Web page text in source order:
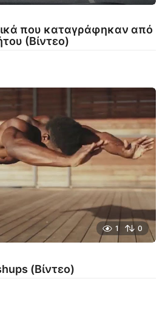
που καταγράφηκαν από
(Βίντεο)
1 0
(Βίντεο)